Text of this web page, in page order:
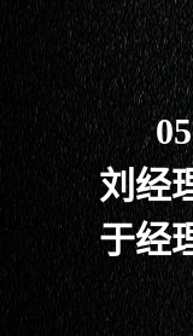
刘经
于经